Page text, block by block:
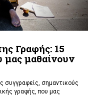
Γραφής: 15
μας μαθαίνουν
συγγραφείς, σημαντικούς
γραφής, που μας